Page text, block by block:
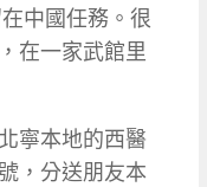
中國任務。很
在一家武館里
寧本地的西醫
，分送朋友本